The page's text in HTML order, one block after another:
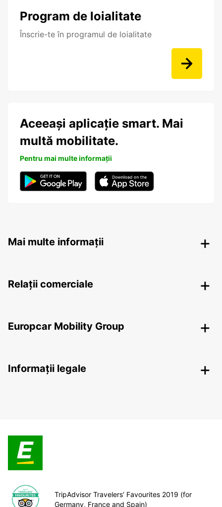
Program de loialitate
Înscrie-te în programul de loialitate
Aceeași aplicație smart. Mai
multă mobilitate.
Pentru mai multe informații
Mai multe informații
Relații comerciale
Europcar Mobility Group
Informații legale
TripAdvisor Travelers’ Favourites 2019 (for
Germany, France and Spain)